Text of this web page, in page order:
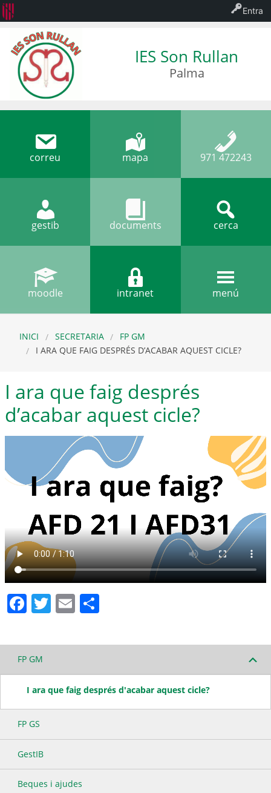
IES Son Rullan
Palma
correu mapa 971 472243
gestib documents cerca
moodle intranet menú
INICI SECRETARIA
FP GM
I ARA QUE FAIG DESPRÉS D’ACABAR AQUEST CICLE?
I ara que faig després
d’acabar aquest cicle?
Facebook
Twitter
Email
FP GM
I ara que faig després d'acabar aquest cicle?
FP GS
GestIB
Beques i ajudes
Entra